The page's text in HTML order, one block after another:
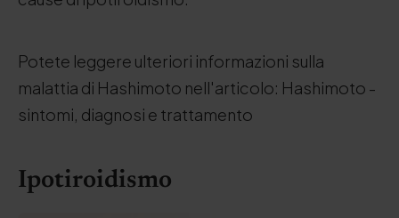
Potete leggere ulteriori informazioni sulla
malattia di Hashimoto nell'articolo: Hashimoto -
sintomi, diagnosi e trattamento
Ipotiroidismo